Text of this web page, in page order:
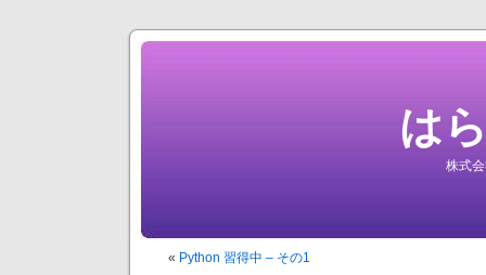
は
株式
« Python 習得中 – その1